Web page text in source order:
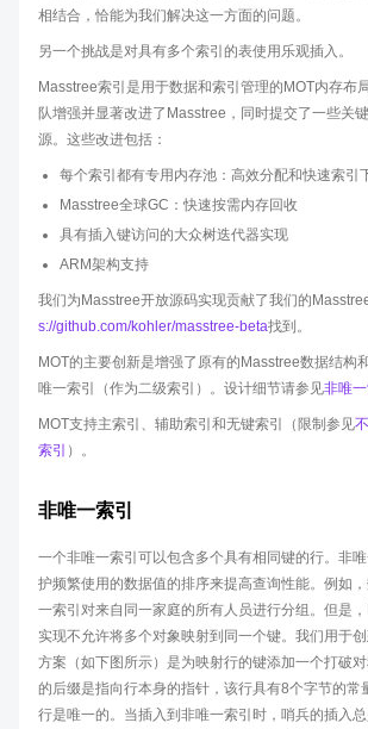
相结合，恰能为我们解决这一方面的问题。
另一个挑战是对具有多个索引的表使用乐观插入。
Masstree索引是用于数据和索引管理的MOT内存布
队增强并显著改进了Masstree，同时提交了一些关
源。这些改进包括：
每个索引都有专用内存池：高效分配和快速索引
Masstree全球GC：快速按需内存回收
具有插入键访问的大众树迭代器实现
ARM架构支持
我们为Masstree开放源码实现贡献了我们的
s://github.com/kohler/masstree-beta找到。
MOT的主要创新是增强了原有的Masstree数据结构
唯一索引（作为二级索引）。设计细节请参见非唯一
MOT支持主索引、辅助索引和无键索引（限制参见
索引 ）。
非唯一索引
一个非唯一索引可以包含多个具有相同键的行。非
护频繁使用的数据值的排序来提高查询性能。例如
一索引对来自同一家庭的所有人员进行分组。但是
实现不允许将多个对象映射到同一个键。我们用于
方案（如下图所示）是为映射行的键添加一个打破
的后缀是指向行本身的指针，该行具有8个字节的常
行是唯一的。当插入到非唯一索引时，哨兵的插入